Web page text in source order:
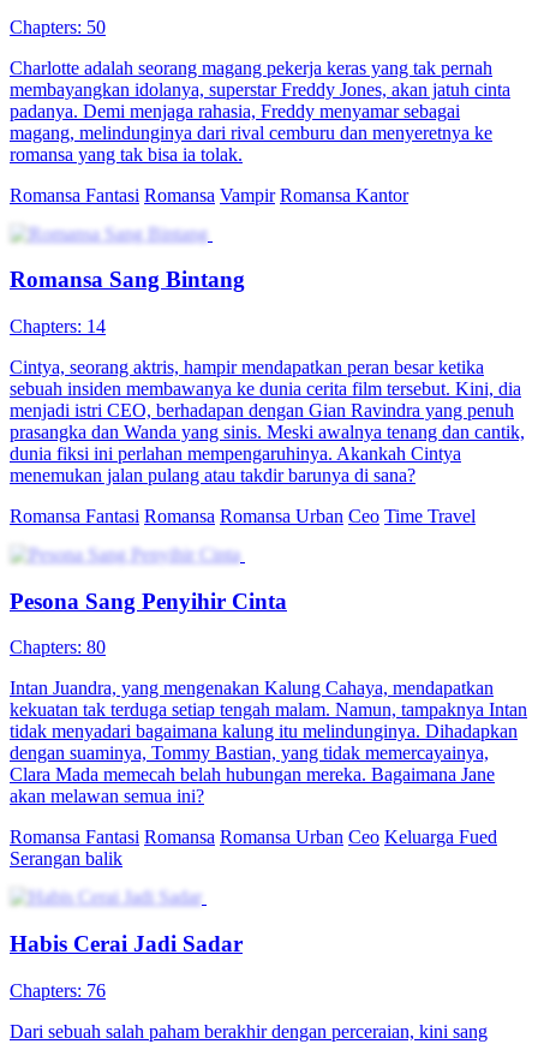
Chapters: 50
Charlotte adalah seorang magang pekerja keras yang tak pernah
membayangkan idolanya, superstar Freddy Jones, akan jatuh cinta
padanya. Demi menjaga rahasia, Freddy menyamar sebagai
magang, melindunginya dari rival cemburu dan menyeretnya ke
romansa yang tak bisa ia tolak.
Romansa Fantasi Romansa Vampir Romansa Kantor
Romansa Sang Bintang
Chapters: 14
Cintya, seorang aktris, hampir mendapatkan peran besar ketika
sebuah insiden membawanya ke dunia cerita film tersebut. Kini, dia
menjadi istri CEO, berhadapan dengan Gian Ravindra yang penuh
prasangka dan Wanda yang sinis. Meski awalnya tenang dan cantik,
dunia fiksi ini perlahan mempengaruhinya. Akankah Cintya
menemukan jalan pulang atau takdir barunya di sana?
Romansa Fantasi Romansa Romansa Urban Ceo Time Travel
Pesona Sang Penyihir Cinta
Chapters: 80
Intan Juandra, yang mengenakan Kalung Cahaya, mendapatkan
kekuatan tak terduga setiap tengah malam. Namun, tampaknya Intan
tidak menyadari bagaimana kalung itu melindunginya. Dihadapkan
dengan suaminya, Tommy Bastian, yang tidak memercayainya,
Clara Mada memecah belah hubungan mereka. Bagaimana Jane
akan melawan semua ini?
Romansa Fantasi Romansa Romansa Urban Ceo Keluarga Fued
Serangan balik
Habis Cerai Jadi Sadar
Chapters: 76
Dari sebuah salah paham berakhir dengan perceraian, kini sang